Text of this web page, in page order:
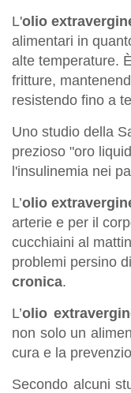
L'olio
alimentari in
alte temperature.
fritture,
resistendo fino a
Uno studio della
prezioso "oro
l'insulinemia nei
L’olio
arterie e per il
cucchiaini al
problemi persino
cronica.
L’olio
non solo un
cura e la
Secondo alcuni